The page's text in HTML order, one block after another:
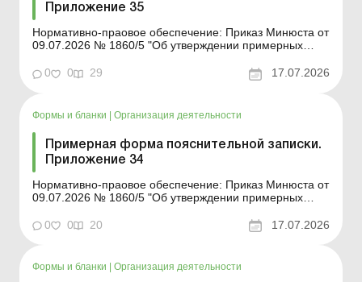
Приложение 35
Нормативно-праовое обеспечение: Приказ Минюста от
09.07.2026 № 1860/5 "Об утверждении примерных
документов, создаваемых во время деятельности
0 0 29 17.07.2026
Формы и бланки | Организация деятельности
Примерная форма пояснительной записки.
Приложение 34
Нормативно-праовое обеспечение: Приказ Минюста от
09.07.2026 № 1860/5 "Об утверждении примерных
документов, создаваемых во время деятельности
0 0 20 17.07.2026
Формы и бланки | Организация деятельности